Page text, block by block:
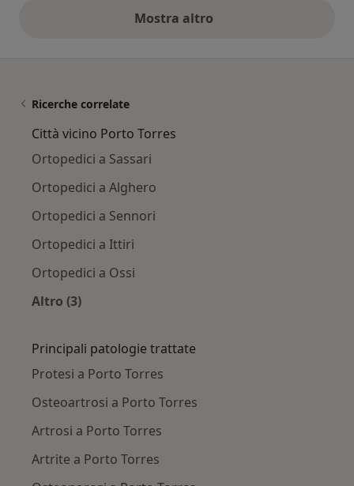
Mostra altroopinioni di cui sopra
Ricerche correlate
Città vicino Porto Torres
Ortopedici a Sassari
Ortopedici a Alghero
Ortopedici a Sennori
Ortopedici a Ittiri
Ortopedici a Ossi
Altro (3)
Principali patologie trattate
Protesi a Porto Torres
Osteoartrosi a Porto Torres
Artrosi a Porto Torres
Artrite a Porto Torres